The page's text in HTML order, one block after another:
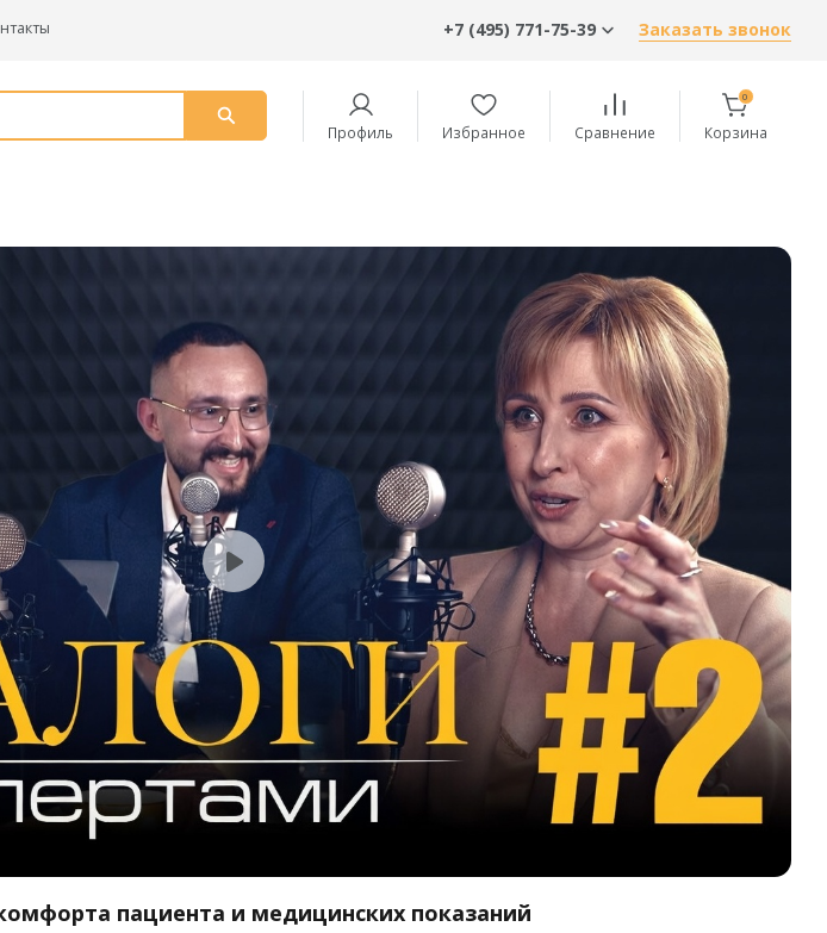
+7 (495) 771-75-39 Заказать звонок
Профиль Избранное Сравнение
0
Корзина
пациента и медицинских показаний